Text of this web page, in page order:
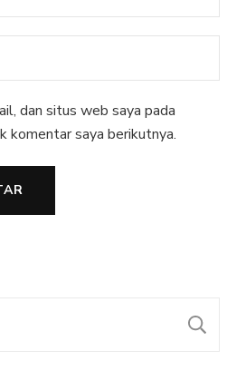
dan situs web saya pada
komentar saya berikutnya.